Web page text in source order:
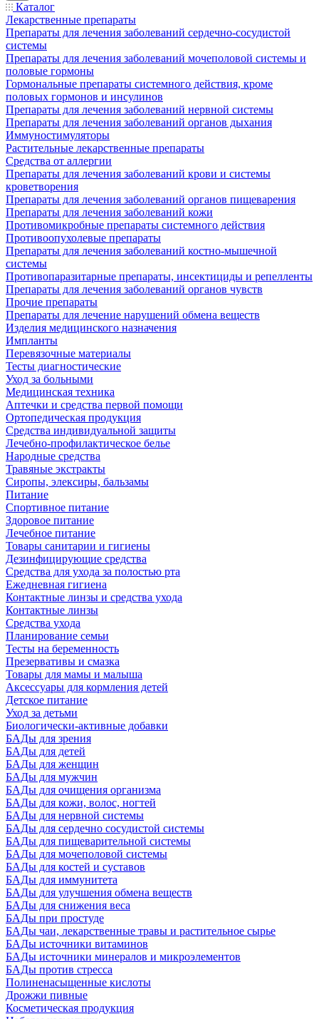
Каталог
Лекарственные препараты
Препараты для лечения заболеваний сердечно-сосудистой
системы
Препараты для лечения заболеваний мочеполовой системы и
половые гормоны
Гормональные препараты системного действия, кроме
половых гормонов и инсулинов
Препараты для лечения заболеваний нервной системы
Препараты для лечения заболеваний органов дыхания
Иммуностимуляторы
Растительные лекарственные препараты
Средства от аллергии
Препараты для лечения заболеваний крови и системы
кроветворения
Препараты для лечения заболеваний органов пищеварения
Препараты для лечения заболеваний кожи
Противомикробные препараты системного действия
Противоопухолевые препараты
Препараты для лечения заболеваний костно-мышечной
системы
Противопаразитарные препараты, инсектициды и репелленты
Препараты для лечения заболеваний органов чувств
Прочие препараты
Препараты для лечение нарушений обмена веществ
Изделия медицинского назначения
Импланты
Перевязочные материалы
Тесты диагностические
Уход за больными
Медицинская техника
Аптечки и средства первой помощи
Ортопедическая продукция
Средства индивидуальной защиты
Лечебно-профилактическое белье
Народные средства
Травяные экстракты
Сиропы, элексиры, бальзамы
Питание
Спортивное питание
Здоровое питание
Лечебное питание
Товары санитарии и гигиены
Дезинфицирующие средства
Средства для ухода за полостью рта
Ежедневная гигиена
Контактные линзы и средства ухода
Контактные линзы
Средства ухода
Планирование семьи
Тесты на беременность
Презервативы и смазка
Товары для мамы и малыша
Аксессуары для кормления детей
Детское питание
Уход за детьми
Биологически-активные добавки
БАДы для зрения
БАДы для детей
БАДы для женщин
БАДы для мужчин
БАДы для очищения организма
БАДы для кожи, волос, ногтей
БАДы для нервной системы
БАДы для сердечно сосудистой системы
БАДы для пищеварительной системы
БАДы для мочеполовой системы
БАДы для костей и суставов
БАДы для иммунитета
БАДы для улучшения обмена веществ
БАДы для снижения веса
БАДы при простуде
БАДы чаи, лекарственные травы и растительное сырье
БАДы источники витаминов
БАДы источники минералов и микроэлементов
БАДы против стресса
Полиненасыщенные кислоты
Дрожжи пивные
Косметическая продукция